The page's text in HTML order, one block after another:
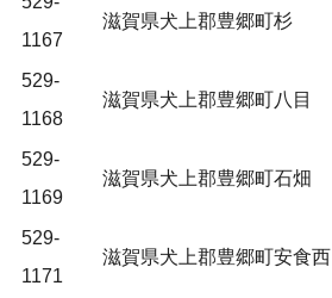
1167
滋賀県犬上郡豊郷町杉
529-
1168
滋賀県犬上郡豊郷町八目
529-
1169
滋賀県犬上郡豊郷町石畑
529-
1171
滋賀県犬上郡豊郷町安食西